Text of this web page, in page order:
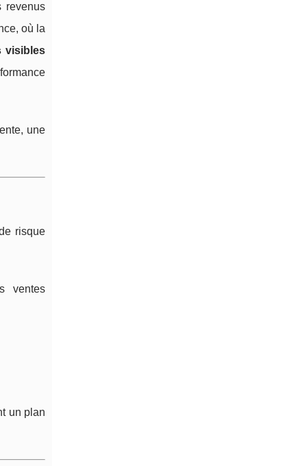
revenus
où la
visibles
une
risque
ventes
un plan